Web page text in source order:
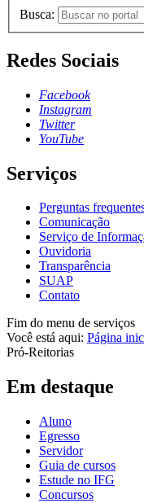
Busca:
Redes Sociais
Facebook
Instagram
Twitter
YouTube
Serviços
Perguntas
Comunicação
Serviço de
Ouvidoria
Transparência
SUAP
Contato
Fim do menu de serviços
Você está aqui: Página
Pró-Reitorias
Em destaque
Aluno
Egresso
Servidor
Guia de cursos
Estude no IFG
Concursos